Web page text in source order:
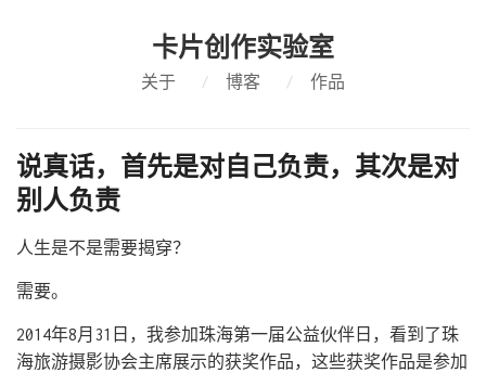
卡片创作实验室
关于 / 博客 / 作品
说真话，首先是对自己负责，其次是对
别人负责
人生是不是需要揭穿？
需要。
2014年8月31日，我参加珠海第一届公益伙伴日，看到了珠
海旅游摄影协会主席展示的获奖作品，这些获奖作品是参加